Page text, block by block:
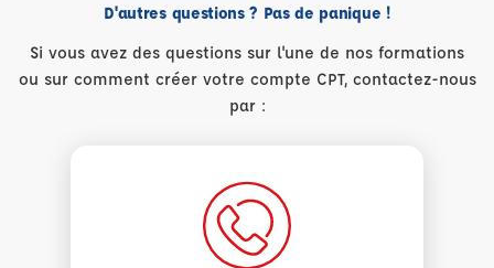
D'autres questions ? Pas de panique !
Si vous avez des questions sur l'une de nos formations
ou sur comment créer votre compte CPT, contactez-nous
par :